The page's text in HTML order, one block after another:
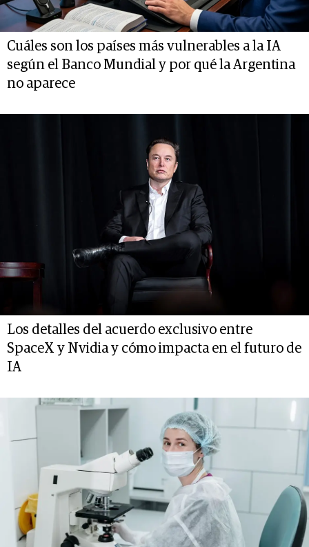
Cuáles son los países más vulnerables a la IA
según el Banco Mundial y por qué la Argentina
no aparece
Los detalles del acuerdo exclusivo entre
SpaceX y Nvidia y cómo impacta en el futuro de
IA